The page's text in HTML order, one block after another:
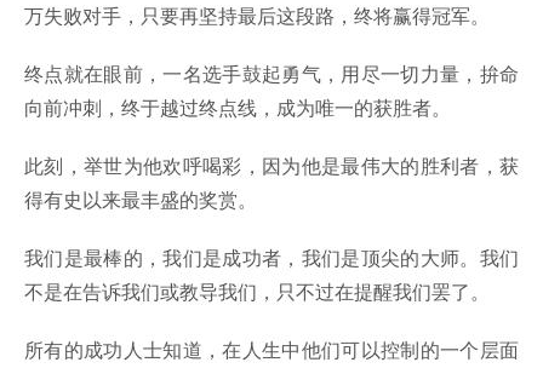
万失败对手，只要再坚持最后这段路，终将赢得冠军。
终点就在眼前，一名选手鼓起勇气，用尽一切力量，拚命
向前冲刺，终于越过终点线，成为唯一的获胜者。
此刻，举世为他欢呼喝彩，因为他是最伟大的胜利者，获
得有史以来最丰盛的奖赏。
我们是最棒的，我们是成功者，我们是顶尖的大师。我们
不是在告诉我们或教导我们，只不过在提醒我们罢了。
所有的成功人士知道，在人生中他们可以控制的一个层面